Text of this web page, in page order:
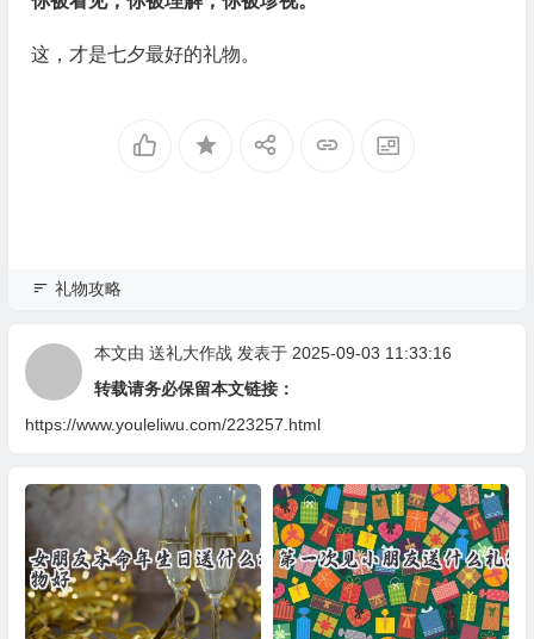
这，才是七夕最好的礼物。
礼物攻略
本文由 送礼大作战发表于 2025-09-03 11:33:16
转载请务必保留本文链接：
https://www.youleliwu.com/223257.html